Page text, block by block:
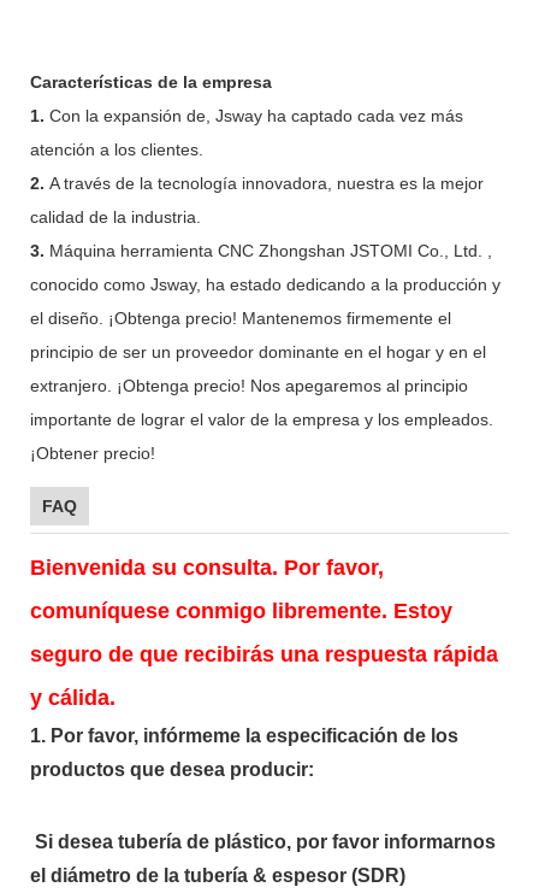
Características de la empresa
1. Con la expansión de, Jsway ha captado cada vez más
atención a los clientes.
2. A través de la tecnología innovadora, nuestra es la mejor
calidad de la industria.
3. Máquina herramienta CNC Zhongshan JSTOMI Co., Ltd. ,
conocido como Jsway, ha estado dedicando a la producción y
el diseño. ¡Obtenga precio! Mantenemos firmemente el
principio de ser un proveedor dominante en el hogar y en el
extranjero. ¡Obtenga precio! Nos apegaremos al principio
importante de lograr el valor de la empresa y los empleados.
¡Obtener precio!
FAQ
Bienvenida su consulta. Por favor,
comuníquese conmigo libremente. Estoy
seguro de que recibirás una respuesta rápida
y cálida.
1. Por favor, infórmeme la especificación de los
productos que desea producir:
Si desea tubería de plástico, por favor informarnos
el diámetro de la tubería & espesor (SDR)